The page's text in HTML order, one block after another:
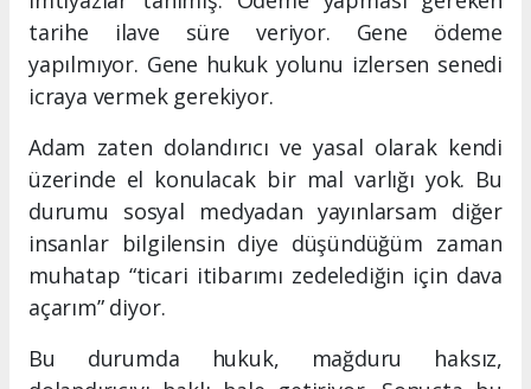
tarihe ilave süre veriyor. Gene ödeme
yapılmıyor. Gene hukuk yolunu izlersen senedi
icraya vermek gerekiyor.
Adam zaten dolandırıcı ve yasal olarak kendi
üzerinde el konulacak bir mal varlığı yok. Bu
durumu sosyal medyadan yayınlarsam diğer
insanlar bilgilensin diye düşündüğüm zaman
muhatap “ticari itibarımı zedelediğin için dava
açarım” diyor.
Bu durumda hukuk, mağduru haksız,